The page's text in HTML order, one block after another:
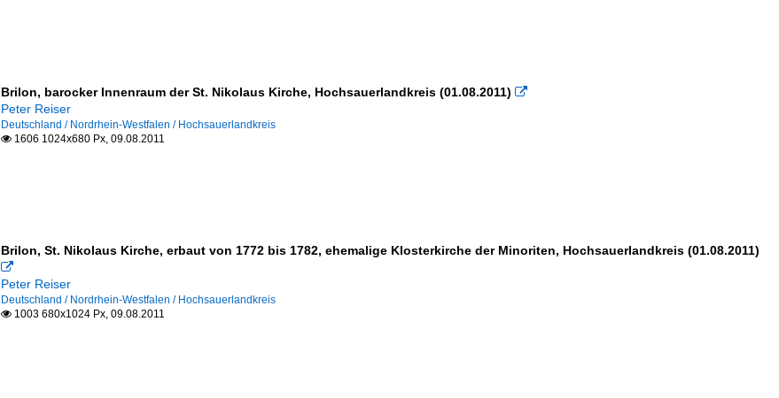
Brilon, barocker Innenraum der St. Nikolaus Kirche, Hochsauerlandkreis (01.08.2011) 
Peter Reiser
Deutschland / Nordrhein-Westfalen / Hochsauerlandkreis
1606 1024x680 Px, 09.08.2011
Brilon, St. Nikolaus Kirche, erbaut von 1772 bis 1782, ehemalige Klosterkirche der Minoriten, Hochsauerlandkreis (01.08.2011)

Peter Reiser
Deutschland / Nordrhein-Westfalen / Hochsauerlandkreis
1003 680x1024 Px, 09.08.2011